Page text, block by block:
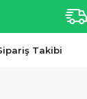
Takibi